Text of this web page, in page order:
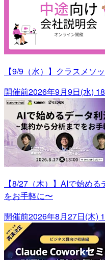
【9/9（水）】クラスメソ
開催前2026年9月9日(水)
【8/27（木）】AIで始め
をお手軽に〜
開催前2026年8月27日(木)